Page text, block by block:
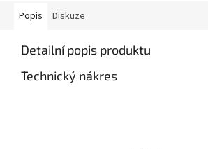
Popis Diskuze
Detailní popis produktu
Technický nákres